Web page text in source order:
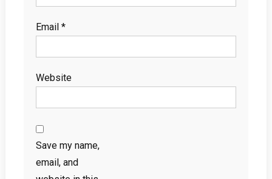
Email *
Website
Save my name,
email, and